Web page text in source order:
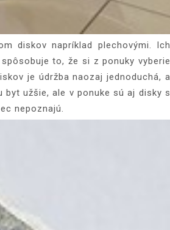
diskov napríklad plechovými. Ich
to, že si z ponuky vyberie
je údržba naozaj jednoduchá, a
užšie, ale v ponuke sú aj disky s
nepoznajú.